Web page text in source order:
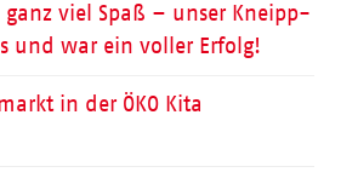
ganz viel Spaß – unser Kneipp-
und war ein voller Erfolg!
in der ÖKO Kita